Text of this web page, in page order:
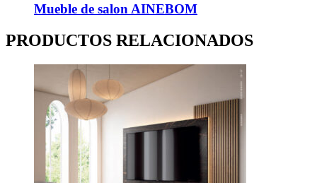
Mueble de salon AINEBOM
PRODUCTOS RELACIONADOS